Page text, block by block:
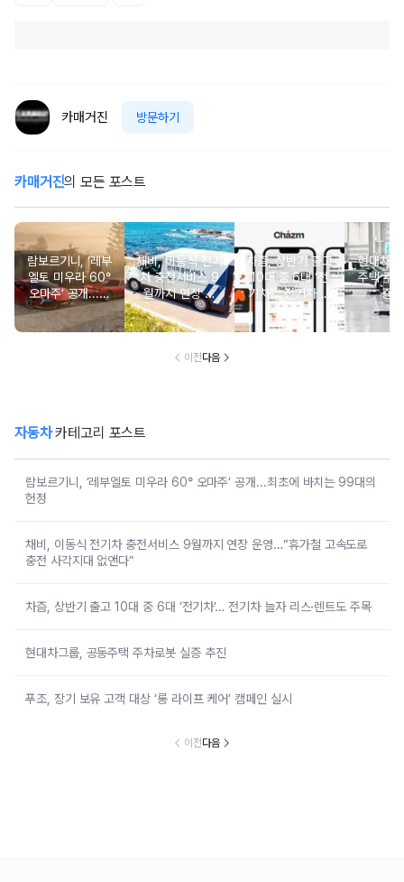
카매거진 방문하기
카매거진의 모든 포스트
람보르기니, ‘레부
엘토 미우라 60°
오마주’ 공개...최
초에 바치는 99대
의 헌정
채비, 이동식 전기
차 충전서비스 9
월까지 연장 운
영…“휴가철 고속
도로 충전 사각지
차즘, 상반기 출고
10대 중 6대 ‘전
기차’… 전기차 늘
자 리스·렌트도 주
목
현대차
주택 주
증
이전다음
자동차카테고리 포스트
람보르기니, ‘레부엘토 미우라 60° 오마주’ 공개...최초에 바치는 99대의
헌정
채비, 이동식 전기차 충전서비스 9월까지 연장 운영…“휴가철 고속도로
충전 사각지대 없앤다”
차즘, 상반기 출고 10대 중 6대 ‘전기차’… 전기차 늘자 리스·렌트도 주목
현대차그룹, 공동주택 주차로봇 실증 추진
푸조, 장기 보유 고객 대상 ‘롱 라이프 케어’ 캠페인 실시
이전다음